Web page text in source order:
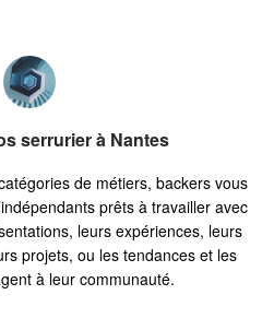
serrurier à Nantes
de métiers, backers vous
prêts à travailler avec
leurs expériences, leurs
projets, ou les tendances et les
à leur communauté.